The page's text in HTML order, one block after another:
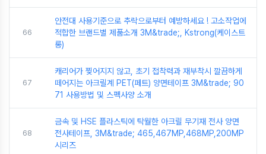
66
안전대 사용기준으로 추락으로부터 예방하세요 ! 고소작업에
적합한 브랜드별 제품소개 3M&trade;, Kstrong(케이스트
롱)
67
캐리어가 찢어지지 않고, 초기 접착력과 재부착시 깔끔하게
떼어지는 아크릴계 PET(페트) 양면테이프 3M&trade; 90
71 사용방법 및 스펙사양 소개
68
금속 및 HSE 플라스틱에 탁월한 아크릴 무기재 전사 양면
전사테이프, 3M&trade; 465,467MP,468MP,200MP
시리즈